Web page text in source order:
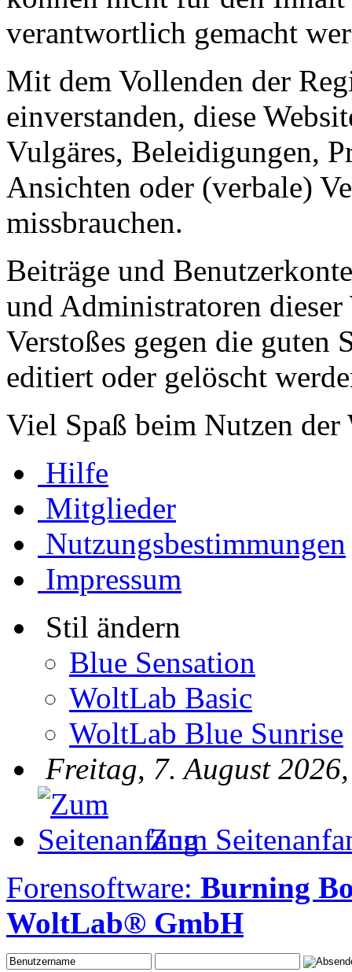
verantwortlich gemacht
Mit dem Vollenden der
einverstanden, diese
Vulgäres, Beleidigungen,
Ansichten oder (verbale)
missbrauchen.
Beiträge und
und Administratoren dieser
Verstoßes gegen die guten
editiert oder gelöscht
Viel Spaß beim Nutzen
Hilfe
Mitglieder
Nutzungsbestimmungen
Impressum
Stil ändern
Blue Sensation
WoltLab Basic
WoltLab Blue Sunrise
Freitag, 7. August
Zum
Forensoftware: Burning
WoltLab® GmbH